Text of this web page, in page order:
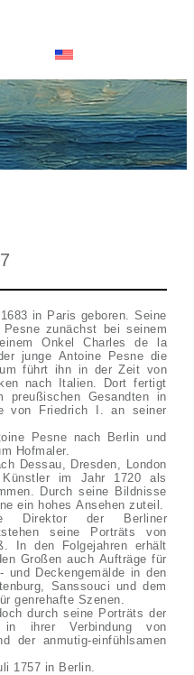
in Paris geboren. Seine
zunächst bei seinem
Onkel Charles de la
junge Antoine Pesne die
führt ihn in der Zeit von
nach Italien. Dort fertigt
preußischen Gesandten in
von Friedrich I. an seiner
Pesne nach Berlin und
Hofmaler.
Dessau, Dresden, London
im Jahr 1720 als
Durch seine Bildnisse
ein hohes Ansehen zuteil.
Direktor der Berliner
seine Porträts von
In den Folgejahren erhält
Großen auch Aufträge für
und Deckengemälde in den
Sanssouci und dem
genrehafte Szenen.
durch seine Porträts der
in ihrer Verbindung von
der anmutig-einfühlsamen
1757 in Berlin.